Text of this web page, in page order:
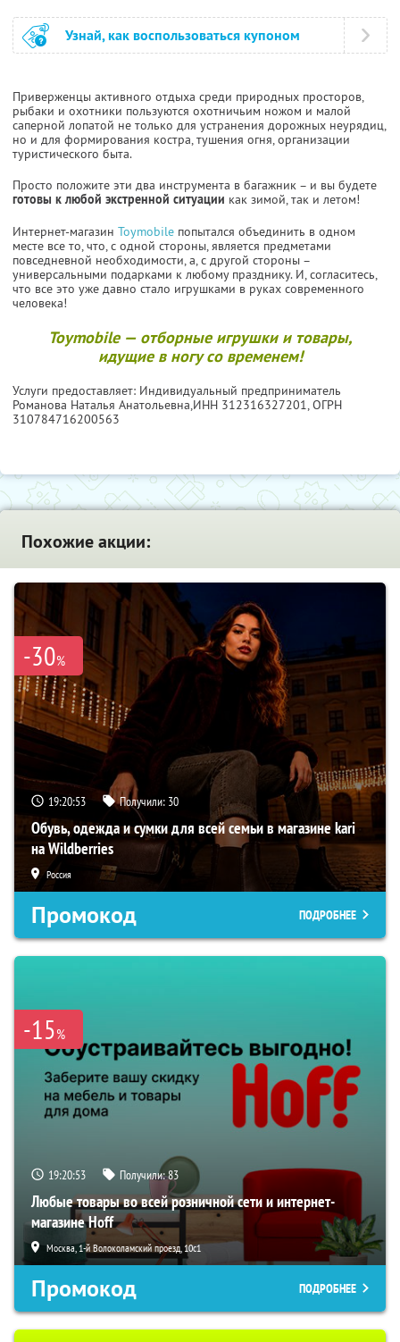
Узнай, как воспользоваться купоном
Приверженцы активного отдыха среди природных просторов,
рыбаки и охотники пользуются охотничьим ножом и малой
саперной лопатой не только для устранения дорожных неурядиц,
но и для формирования костра, тушения огня, организации
туристического быта.
Просто положите эти два инструмента в багажник – и вы будете
готовы к любой экстренной ситуации как зимой, так и летом!
Интернет-магазин Toymobile попытался объединить в одном
месте все то, что, с одной стороны, является предметами
повседневной необходимости, а, с другой стороны –
универсальными подарками к любому празднику. И, согласитесь,
что все это уже давно стало игрушками в руках современного
человека!
Toymobile — отборные игрушки и товары,
идущие в ногу со временем!
Услуги предоставляет: Индивидуальный предприниматель
Романова Наталья Анатольевна,ИНН 312316327201, ОГРН
310784716200563
Похожие акции:
-30%
19:20:52 Получили: 30
Обувь, одежда и сумки для всей семьи в магазине kari
на Wildberries
Россия
Промокод ПОДРОБНЕЕ
-15%
19:20:52 Получили:83
Любые товары во всей розничной сети и интернет-
магазине Hoff
Москва, 1-й Волоколамский проезд, 10с1
Промокод ПОДРОБНЕЕ